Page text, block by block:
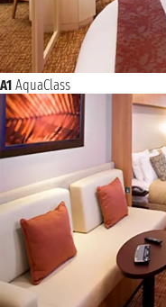
A1 AquaClass